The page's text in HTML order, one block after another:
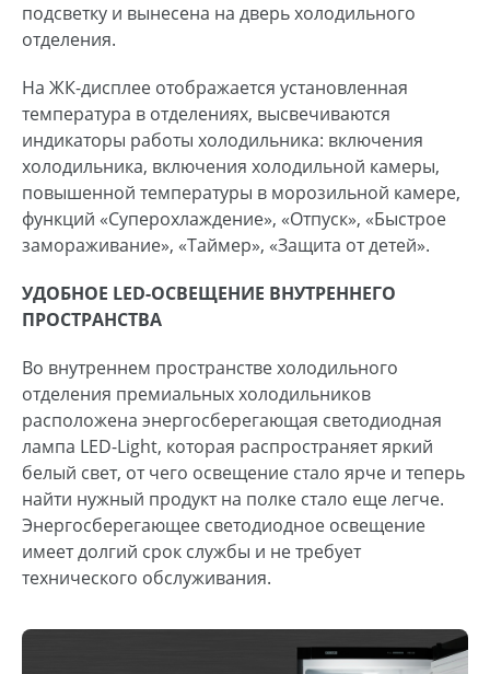
подсветку и вынесена на дверь холодильного
отделения.
На ЖК-дисплее отображается установленная
температура в отделениях, высвечиваются
индикаторы работы холодильника: включения
холодильника, включения холодильной камеры,
повышенной температуры в морозильной камере,
функций «Суперохлаждение», «Отпуск», «Быстрое
замораживание», «Таймер», «Защита от детей».
УДОБНОЕ LED-ОСВЕЩЕНИЕ ВНУТРЕННЕГО
ПРОСТРАНСТВА
Во внутреннем пространстве холодильного
отделения премиальных холодильников
расположена энергосберегающая светодиодная
лампа LED-Light, которая распространяет яркий
белый свет, от чего освещение стало ярче и теперь
найти нужный продукт на полке стало еще легче.
Энергосберегающее светодиодное освещение
имеет долгий срок службы и не требует
технического обслуживания.